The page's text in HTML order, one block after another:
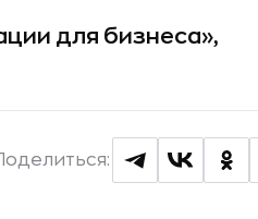
для бизнеса»,